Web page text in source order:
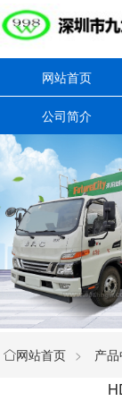
网站首页
公司简介
网站首页 > 产